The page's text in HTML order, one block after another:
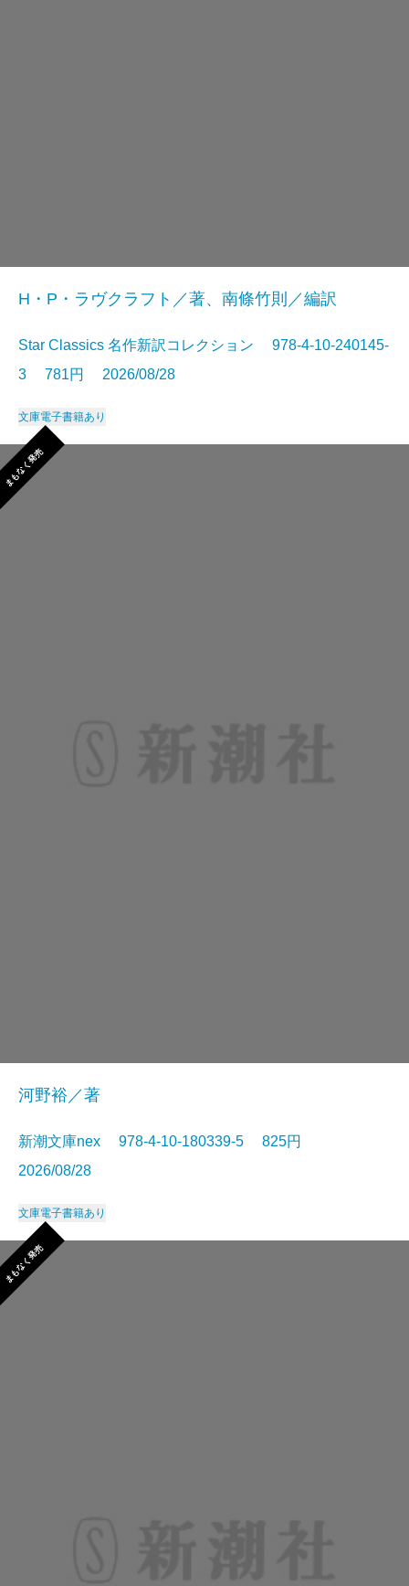
H・P・ラヴクラフト／著、南條竹則／編訳
Star Classics 名作新訳コレクション 978-4-10-240145-
3 781円 2026/08/28
文庫電子書籍あり
まもなく発売
河野裕／著
新潮文庫nex 978-4-10-180339-5 825円
2026/08/28
文庫電子書籍あり
まもなく発売